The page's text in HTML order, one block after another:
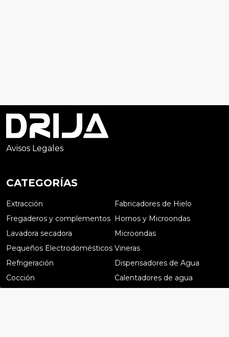
Avisos Legales
CATEGORÍAS
Extracción
Fabricadores de Hielo
Fregaderos y complementos Hornos y Microondas
Lavadora secadora
Microondas
Pequeños Electrodomésticos Vineras
Refrigeración
Dispensadores de Agua
Cocción
Calentadores de agua